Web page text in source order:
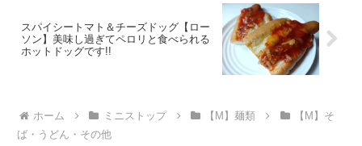
スパイシートマト＆チーズドッグ【ロー
ソン】美味し過ぎてペロリと食べられる
ホットドッグです!!
ホーム ミニストップ 【M】麺類
【M】そ
ば・うどん・その他